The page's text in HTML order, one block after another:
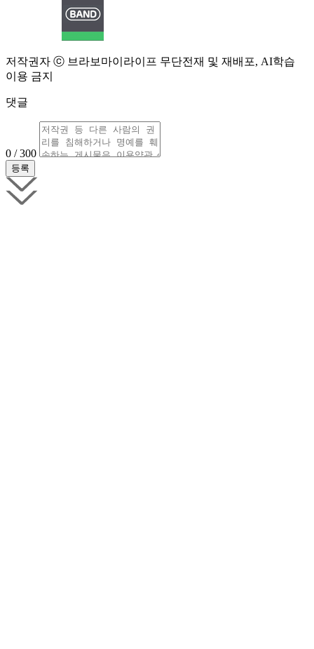
저작권자 ⓒ 브라보마이라이프 무단전재 및 재배포, AI학습
이용 금지
댓글
0 / 300